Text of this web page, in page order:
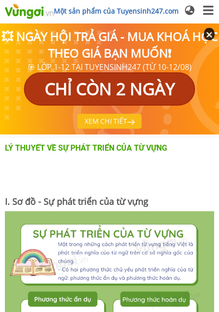
Một sản phẩm của Tuyensinh247.com
💥 NGÀY HỘI TRẢ GIÁ - MUA KHOÁ HỌC
THEO GIÁ BẠN MUỐN❗
🎯 LỚP 1-12 TẠI TUYENSINH247 (TỪ 10-12/08)
CHỈ CÒN 2 NGÀY
XEM CHI TIẾT
LÝ THUYẾT VỀ SỰ PHÁT TRIỂN CỦA TỪ VỰNG
I. Sơ đồ - Sự phát triển của từ vựng